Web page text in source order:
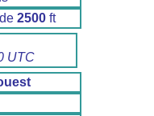
2500 ft
UTC